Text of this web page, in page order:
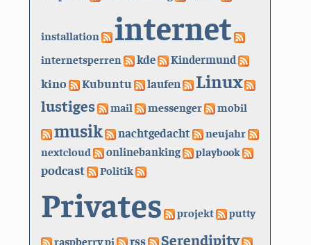
installation internet
internetsperren kde Kindermund
kino Kubuntu laufen Linux
lustiges mail messenger mobil
musik nachtgedacht neujahr
nextcloud onlinebanking playbook
podcast Politik
Privates projekt putty
raspberry pi rss Serendipity